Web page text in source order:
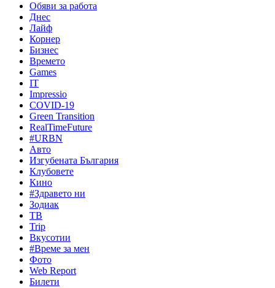
Обяви за работа
Днес
Лайф
Корнер
Бизнес
Времето
Games
IT
Impressio
COVID-19
Green Transition
RealTimeFuture
#URBN
Авто
Изгубената България
Клубовете
Кино
#Здравето ни
Зодиак
ТВ
Trip
Вкусотии
#Време за мен
Фото
Web Report
Билети